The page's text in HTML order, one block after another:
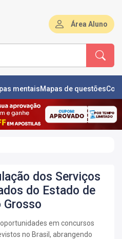
Área Aluno
mentaisMapas de questões
dos Serviços
do Estado de
Grosso
em concursos
no Brasil, abrangendo